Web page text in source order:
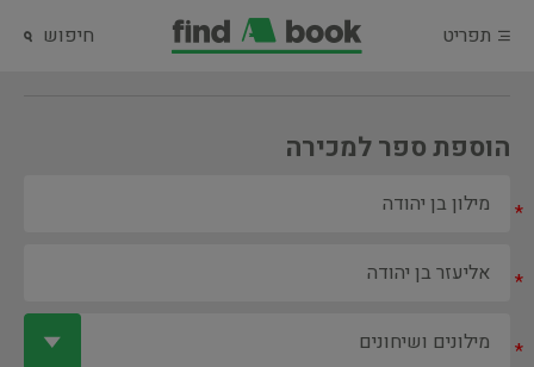
תפריט חיפוש
הוספת ספר למכירה
*
*
*